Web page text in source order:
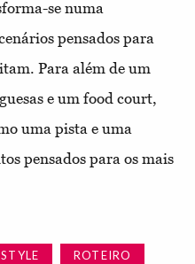
se numa
pensados para
Para além de um
e um food court,
uma pista e uma
pensados para os mais
ROTEIRO